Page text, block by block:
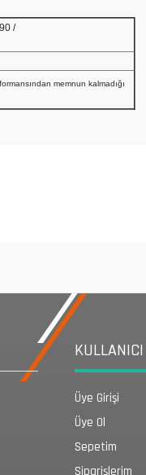
/
memnun kalmadığı
Üye Girişi
Üye Ol
Sepetim
Siparişlerim